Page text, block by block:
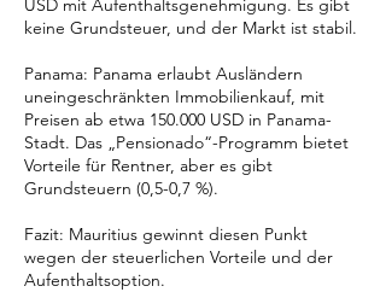
USD mit Aufenthaltsgenehmigung. Es gibt
keine Grundsteuer, und der Markt ist stabil.
Panama: Panama erlaubt Ausländern
uneingeschränkten Immobilienkauf, mit
Preisen ab etwa 150.000 USD in Panama-
Stadt. Das „Pensionado“-Programm bietet
Vorteile für Rentner, aber es gibt
Grundsteuern (0,5-0,7 %).
Fazit: Mauritius gewinnt diesen Punkt
wegen der steuerlichen Vorteile und der
Aufenthaltsoption.